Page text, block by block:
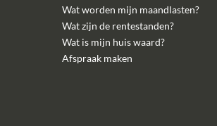
Wat worden mijn maandlasten?
Wat zijn de rentestanden?
Wat is mijn huis waard?
Afspraak maken